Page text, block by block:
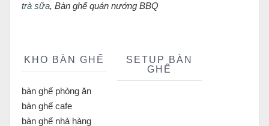
trà sữa, Bàn ghế quán nướng BBQ
KHO BÀN GHẾ
bàn ghế phòng ăn
bàn ghế cafe
bàn ghế nhà hàng
SETUP BÀN
GHẾ